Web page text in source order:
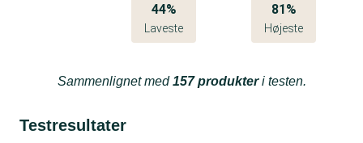
44%
Laveste
81%
Højeste
Sammenlignet med157 produkteri testen.
Testresultater